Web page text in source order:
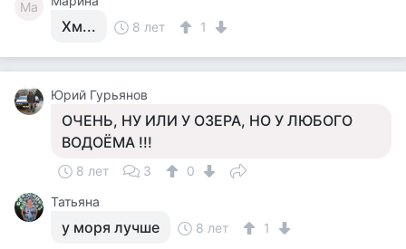
Ма
Хм... 8 лет 1
Юрий Гурьянов
ОЧЕНЬ, НУ ИЛИ У ОЗЕРА, НО У ЛЮБОГО
ВОДОЁМА !!!
8 лет 3
0
Татьяна
у моря лучше 8 лет 1